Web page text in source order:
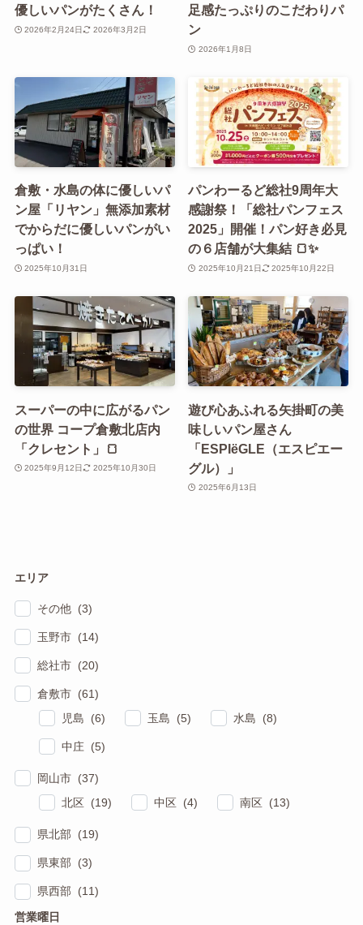
優しいパンがたくさん！
2026年2月24日 2026年3月2日
足感たっぷりのこだわりパ
ン
2026年1月8日
倉敷・水島の体に優しいパ
ン屋「リヤン」無添加素材
でからだに優しいパンがい
っぱい！
2025年10月31日
パンわーるど総社9周年大
感謝祭！「総社パンフェス
2025」開催！パン好き必見
の６店舗が大集結 🍞✨
2025年10月21日 2025年10月22日
スーパーの中に広がるパン
の世界 コープ倉敷北店内
「クレセント」🍞
2025年9月12日 2025年10月30日
遊び心あふれる矢掛町の美
味しいパン屋さん
「ESPIëGLE（エスピエー
グル）」
2025年6月13日
エリア
その他 (3)
玉野市 (14)
総社市 (20)
倉敷市 (61)
児島 (6)
玉島 (5) 水島 (8)
中庄 (5)
岡山市 (37)
北区 (19)
中区 (4) 南区 (13)
県北部 (19)
県東部 (3)
県西部 (11)
営業曜日